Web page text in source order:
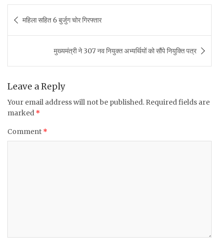
c
e
b
o
k
it
te
r
at
s
A
p
p
ai
l
ar
navigation
महिला सहित 6 बुर्जुग चोर गिरफ्तार
मुख्यमंत्री ने 307 नव नियुक्त अभ्यर्थियों को सौंपे नियुक्ति पत्र
Leave a Reply
Your email address will not be published. Required fields are
marked *
Comment *